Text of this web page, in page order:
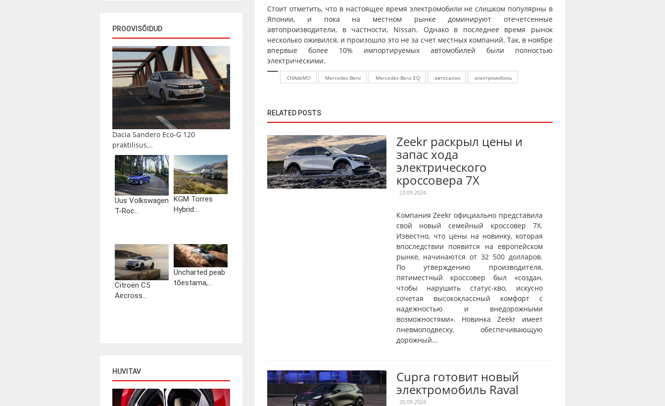
PROOVISÕIDUD
Dacia Sandero Eco-G 120
praktilisus...
Uus Volkswagen
T-Roc...
KGM Torres
Hybrid:...
Citroën C5
Aircross...
Uncharted peab
tõestama,...
HUVITAV
Стоит отметить, что в настоящее время электромобили не слишком популярны в
Японии, и пока на местном рынке доминируют отечетсенные
автопроизводители, в частности, Nissan. Однако в последнее время рынок
несколько оживился, и произошло это не за счет местных компаний. Так, в ноябре
впервые более 10% импортируемых автомобилей были полностью
электрическими.
CHAdeMO Mercedes-Benz Mercedes-Benz EQ автосалон электромобиль
RELATED POSTS
Zeekr раскрыл цены и
запас хода
электрического
кроссовера 7X
23.09.2024
Компания Zeekr официально представила
свой новый семейный кроссовер 7X.
Известно, что цены на новинку, которая
впоследствии появится на европейском
рынке, начинаются от 32 500 долларов.
По утверждению производителя,
пятиместный кроссовер был «создан,
чтобы нарушить статус-кво, искусно
сочетая высококлассный комфорт с
надежностью и внедорожными
возможностями». Новинка Zeekr имеет
пневмоподвеску, обеспечивающую
дорожный...
Cupra готовит новый
электромобиль Raval
20.09.2024